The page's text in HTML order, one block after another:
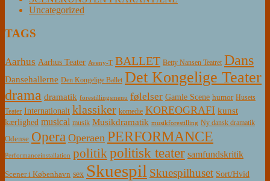
Uncategorized
TAGS
Aarhus Aarhus Teater Aveny-T BALLET Betty Nansen Teatret Dans
Dansehallerne Den Kongelige Ballet Det Kongelige Teater
drama dramatik forestillingsmenu følelser Gamle Scene humor Husets
Teater Internationalt klassiker komedie KOREOGRAFI kunst
kærlighed musical musik Musikdramatik musikforestilling Ny dansk dramatik
Odense Opera Operaen PERFORMANCE
Performanceinstallation politikpolitisk teater samfundskritik
Scener i København sex Skuespil Skuespilhuset Sort/Hvid